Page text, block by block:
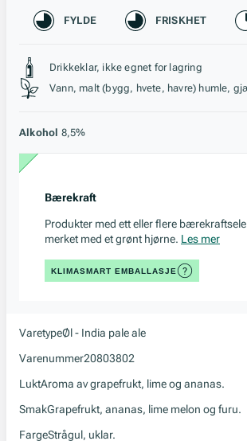
Karakteristikk
FYLDE FRISKHET
Stil, lagring og råstoff
Drikkeklar, ikke egnet for lagring
Vann, malt (bygg, hvete, havre) humle,
Alkohol 8,5%
Bærekraft
Produkter med ett eller flere
merket med et grønt hjørne. Les mer
KLIMASMART EMBALLASJE
VaretypeØl - India pale ale
Varenummer20803802
LuktAroma av grapefrukt, lime og ananas.
SmakGrapefrukt, ananas, lime melon og furu.
FargeStrågul, uklar.